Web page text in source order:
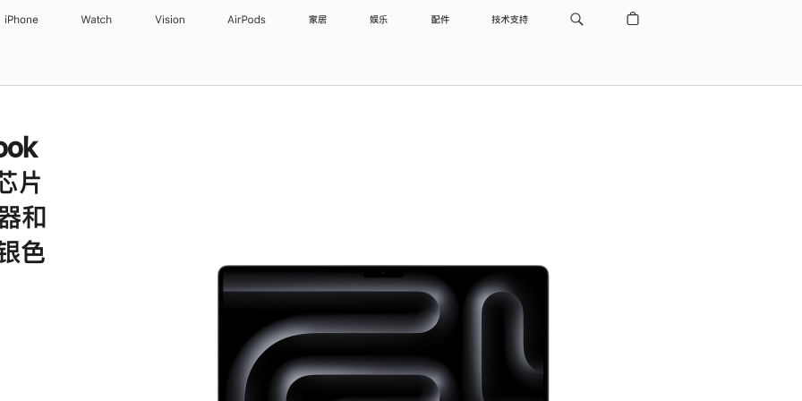
iPhone Watch Vision AirPods 家居 娱乐 配件 技术支持
片
和
色